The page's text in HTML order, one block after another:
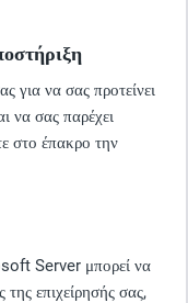
για να σας προτείνει
να σας παρέχει
στο έπακρο την
Server μπορεί να
της επιχείρησής σας,